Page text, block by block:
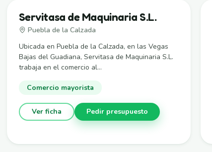
Servitasa de Maquinaria S.L.
Puebla de la Calzada
Ubicada en Puebla de la Calzada, en las Vegas
Bajas del Guadiana, Servitasa de Maquinaria S.L.
trabaja en el comercio al...
Comercio mayorista
Ver ficha Pedir presupuesto